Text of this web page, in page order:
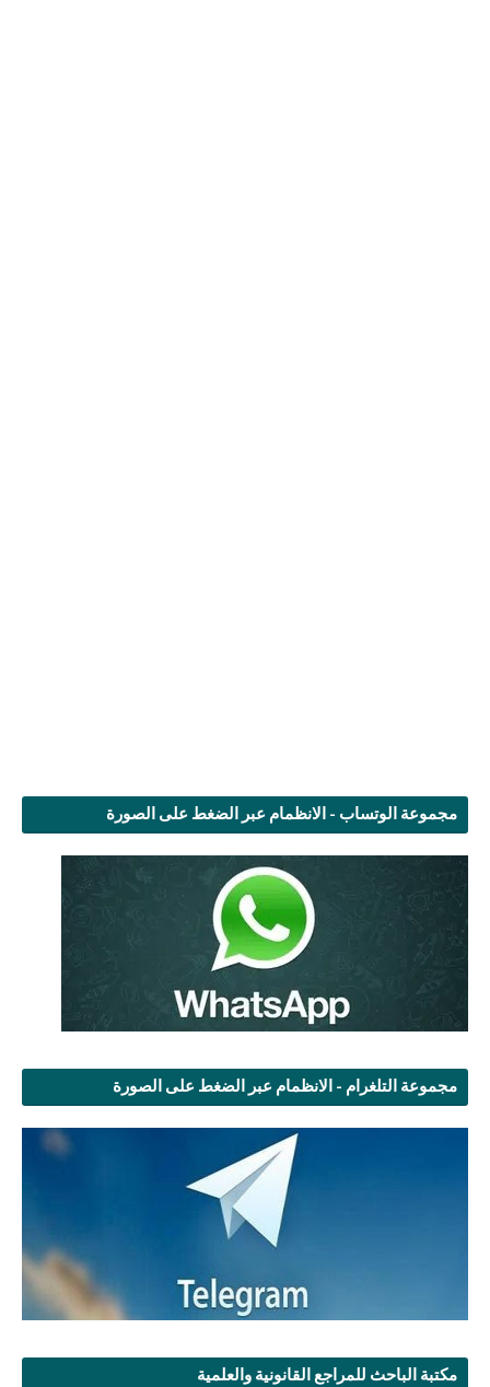
مجموعة الوتساب - الانظمام عبر الضغط على الصورة
مجموعة التلغرام - الانظمام عبر الضغط على الصورة
مكتبة الباحث للمراجع القانونية والعلمية